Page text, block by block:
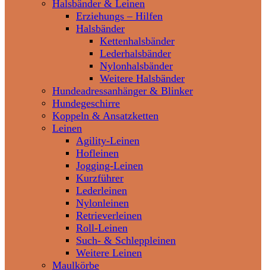
Halsbänder & Leinen
Erziehungs – Hilfen
Halsbänder
Kettenhalsbänder
Lederhalsbänder
Nylonhalsbänder
Weitere Halsbänder
Hundeadressanhänger & Blinker
Hundegeschirre
Koppeln & Ansatzketten
Leinen
Agility-Leinen
Hofleinen
Jogging-Leinen
Kurzführer
Lederleinen
Nylonleinen
Retrieverleinen
Roll-Leinen
Such- & Schleppleinen
Weitere Leinen
Maulkörbe